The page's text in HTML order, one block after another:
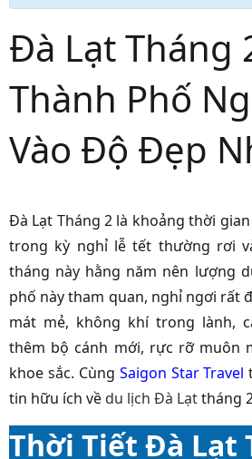
Đà Lạt Tháng
Thành Phố
Vào Độ Đẹp
Đà Lạt Tháng 2 là khoảng thời
trong kỳ nghỉ lễ tết thường rơi
tháng này hằng năm nên lượng
phố này tham quan, nghỉ ngơi rất
mát mẻ, không khí trong lành,
thêm bộ cánh mới, rực rỡ muôn
khoe sắc. Cùng Saigon Star Travel
tin hữu ích về du lịch Đà Lạttháng
Thời Tiết Đà Lạt